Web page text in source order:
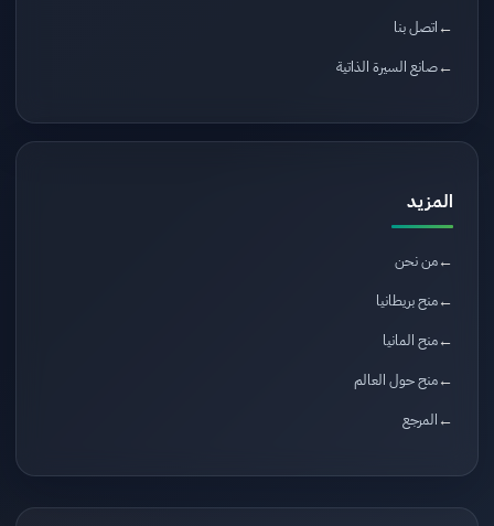
اتصل بنا
صانع السيرة الذاتية
المزيد
من نحن
منح بريطانيا
منح المانيا
منح حول العالم
المرجع